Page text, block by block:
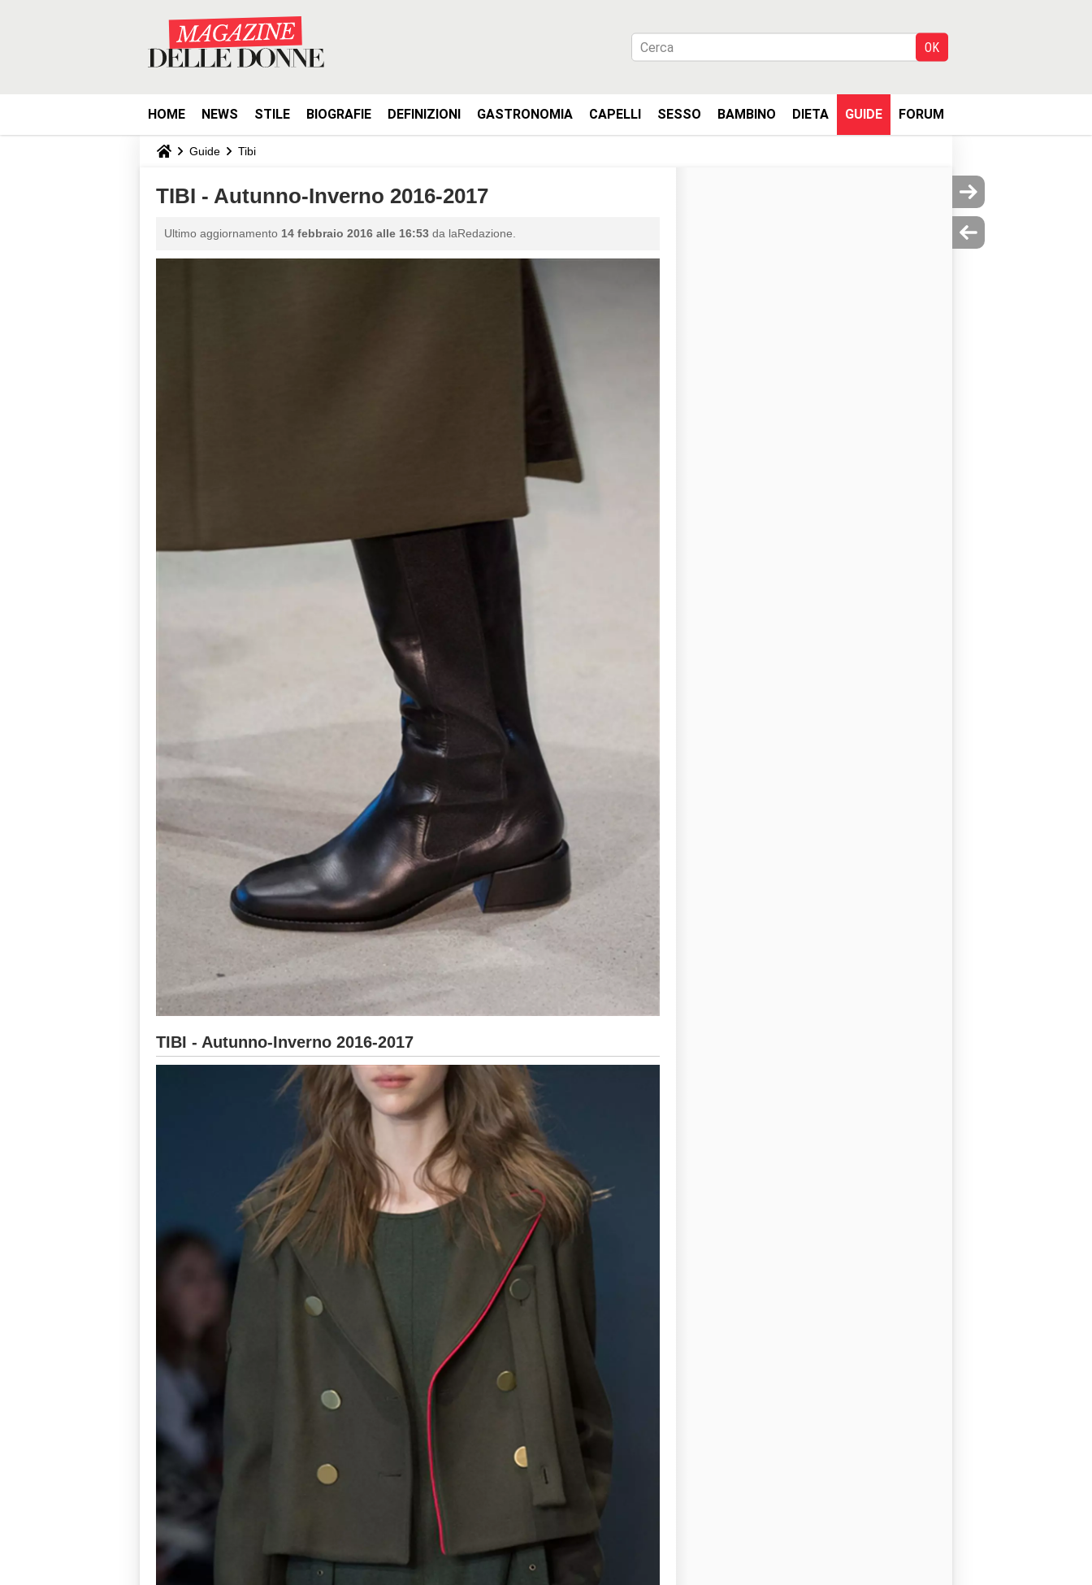
HOME NEWS STILE BIOGRAFIE DEFINIZIONI GASTRONOMIA CAPELLI SESSO BAMBINO DIETA GUIDE FORUM
Guide Tibi
TIBI - Autunno-Inverno 2016-2017
Ultimo aggiornamento 14 febbraio 2016 alle 16:53 da laRedazione.
TIBI - Autunno-Inverno 2016-2017